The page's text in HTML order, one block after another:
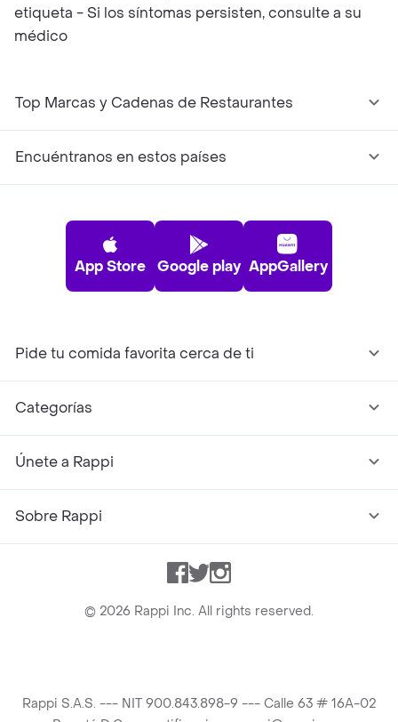
etiqueta - Si los síntomas persisten, consulte a su
médico
Top Marcas y Cadenas de Restaurantes
Encuéntranos en estos países
App Store Google play AppGallery
Pide tu comida favorita cerca de ti
Categorías
Únete a Rappi
Sobre Rappi
Facebook
TwitterInstagram
© 2026 Rappi Inc. All rights reserved.
Rappi S.A.S. --- NIT 900.843.898-9 --- Calle 63 # 16A-02